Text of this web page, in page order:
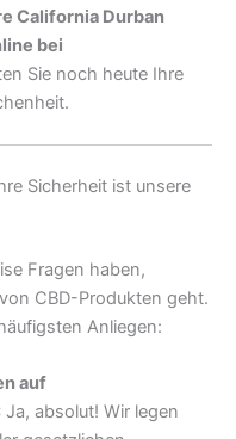
California Durban
bei
Sie noch heute Ihre
Sicherheit ist unsere
Fragen haben,
CBD-Produkten geht.
Anliegen:
auf
Ja, absolut! Wir legen